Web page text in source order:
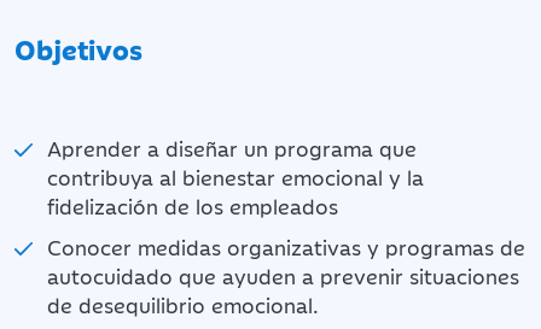
Objetivos
Aprender a diseñar un programa que
contribuya al bienestar emocional y la
fidelización de los empleados
Conocer medidas organizativas y programas de
autocuidado que ayuden a prevenir situaciones
de desequilibrio emocional.